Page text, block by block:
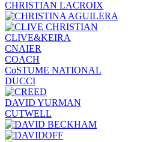
CHRISTIAN LACROIX
CLIVE&KEIRA
CNAIER
COACH
CoSTUME NATIONAL
DUCCI
DAVID YURMAN
CUTWELL